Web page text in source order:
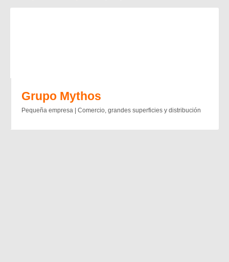
Grupo Mythos
Pequeña empresa | Comercio, grandes superficies y distribución